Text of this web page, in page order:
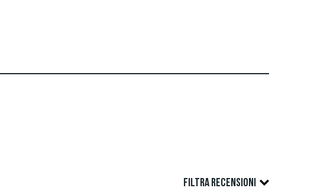
FILTRA RECENSIONI